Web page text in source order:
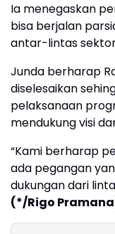
Ia menegaskan
bisa berjalan
antar-lintas
Junda berharap
diselesaikan
pelaksanaan
mendukung visi
“Kami berharap
ada pegangan
dukungan dari
(*/Rigo